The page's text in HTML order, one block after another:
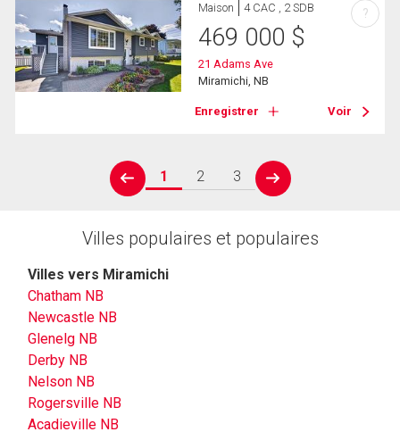
Maison 4 CAC , 2 SDB
469 000 $
21 Adams Ave
Miramichi, NB
Enregistrer Voir
?
prev
1 2 3
next
Villes populaires et populaires
Villes vers Miramichi
Chatham NB
Newcastle NB
Glenelg NB
Derby NB
Nelson NB
Rogersville NB
Acadieville NB